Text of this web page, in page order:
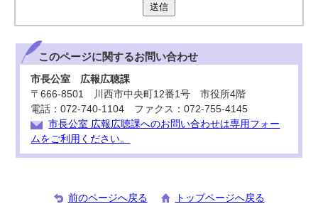
送信
このページに関するお問い合わせ
市長公室 広報広聴課
〒666-8501 川西市中央町12番1号 市役所4階
電話：072-740-1104 ファクス：072-755-4145
市長公室 広報広聴課へのお問い合わせは専用フォー
ムをご利用ください。
前のページへ戻る トップページへ戻る